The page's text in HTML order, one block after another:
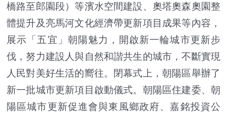
橋路至郎園段）等濱水空間建設、奧塔奧森奧園整
體提升及亮馬河文化經濟帶更新項目成果等內容，
展示「五宜」朝陽魅力，開啟新一輪城市更新步
伐，努力建設人與自然和諧共生的城市，不斷實現
人民對美好生活的嚮往。閉幕式上，朝陽區舉辦了
新一批城市更新項目啟動儀式。朝陽區住建委、朝
陽區城市更新促進會與東風鄉政府、嘉銘投資公